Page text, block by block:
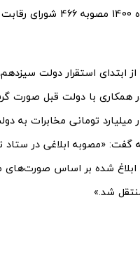
داشت: «از خرداد ماه 1400
ابتدای استقرار دولت
با دولت قبل صورت
تومانی مخابرات به
گفت: «مصوبه ابلاغی در
ابلاغ شده بر اساس